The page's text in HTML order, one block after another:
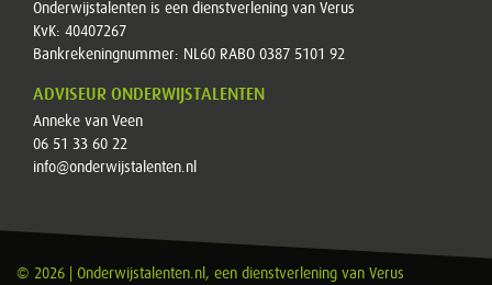
Onderwijstalenten is een dienstverlening van Verus
KvK: 40407267
Bankrekeningnummer: NL60 RABO 0387 5101 92
ADVISEUR ONDERWIJSTALENTEN
Anneke van Veen
06 51 33 60 22
info@onderwijstalenten.nl
© 2026 | Onderwijstalenten.nl, een dienstverlening van Verus